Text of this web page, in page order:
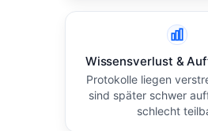
Wissensverlust &
Protokolle liegen
sind später schwer
schlecht